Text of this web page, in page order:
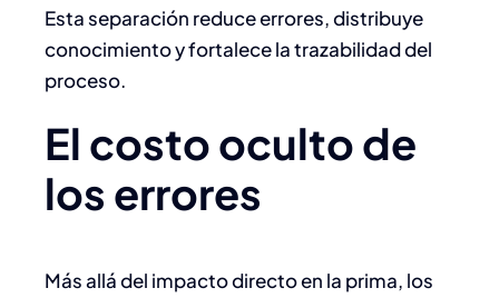
Esta separación reduce errores, distribuye
conocimiento y fortalece la trazabilidad del
proceso.
El costo oculto de
los errores
Más allá del impacto directo en la prima, los